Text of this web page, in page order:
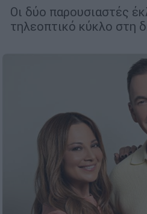
Οι δύο παρουσιαστές
τηλεοπτικό κύκλο στη